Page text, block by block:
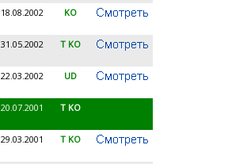
18.08.2002 KO
31.05.2002 T KO
22.03.2002 UD
20.07.2001 T KO
29.03.2001 T KO